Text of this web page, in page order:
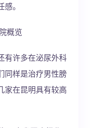
。
概览
有许多在泌尿外科
同样是治疗男性膀
家在昆明具有较高